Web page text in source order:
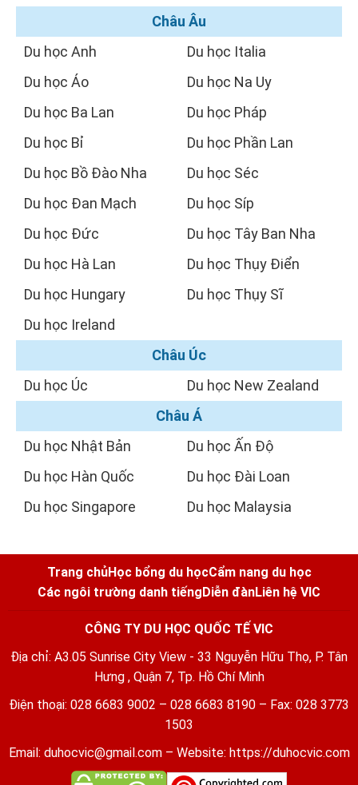
Châu Âu
Du học Anh
Du học Áo
Du học Ba Lan
Du học Bỉ
Du học Bồ Đào Nha
Du học Đan Mạch
Du học Đức
Du học Hà Lan
Du học Hungary
Du học Ireland
Du học Italia
Du học Na Uy
Du học Pháp
Du học Phần Lan
Du học Séc
Du học Síp
Du học Tây Ban Nha
Du học Thụy Điển
Du học Thụy Sĩ
Châu Úc
Du học Úc
Du học New Zealand
Châu Á
Du học Nhật Bản
Du học Hàn Quốc
Du học Singapore
Du học Ấn Độ
Du học Đài Loan
Du học Malaysia
Trang chủHọc bổng du họcCẩm nang du học
Các ngôi trường danh tiếngDiễn đànLiên hệ VIC
CÔNG TY DU HỌC QUỐC TẾ VIC
Địa chỉ: A3.05 Sunrise City View - 33 Nguyễn Hữu Thọ, P. Tân
Hưng , Quận 7, Tp. Hồ Chí Minh
Điện thoại: 028 6683 9002 – 028 6683 8190 – Fax: 028 3773
1503
Email: duhocvic@gmail.com– Website: https://duhocvic.com